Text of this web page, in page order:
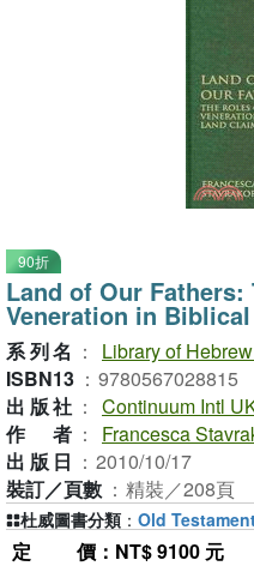
90折
Land of Our
Veneration in
系列名 ：
Library of
ISBN13 ： 9780567028815
出版社 ： Continuum Intl
作者 ：
Francesca
出版日 ： 2010/10/17
裝訂／頁數 ： 精裝／208頁
定價 ：NT$ 9100 元
杜威圖書分類 ： Old